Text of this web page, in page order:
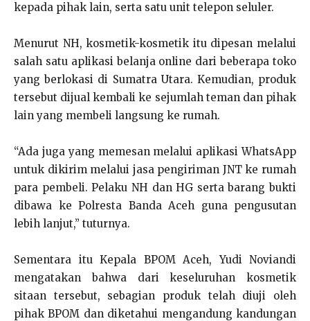
kepada pihak lain, serta satu unit telepon seluler.
Menurut NH, kosmetik-kosmetik itu dipesan melalui
salah satu aplikasi belanja online dari beberapa toko
yang berlokasi di Sumatra Utara. Kemudian, produk
tersebut dijual kembali ke sejumlah teman dan pihak
lain yang membeli langsung ke rumah.
“Ada juga yang memesan melalui aplikasi WhatsApp
untuk dikirim melalui jasa pengiriman JNT ke rumah
para pembeli. Pelaku NH dan HG serta barang bukti
dibawa ke Polresta Banda Aceh guna pengusutan
lebih lanjut,” tuturnya.
Sementara itu Kepala BPOM Aceh, Yudi Noviandi
mengatakan bahwa dari keseluruhan kosmetik
sitaan tersebut, sebagian produk telah diuji oleh
pihak BPOM dan diketahui mengandung kandungan